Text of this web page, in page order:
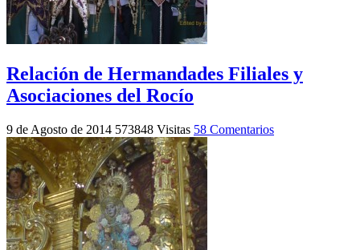
Relación de Hermandades Filiales y
Asociaciones del Rocío
9 de Agosto de 2014 573848 Visitas 58 Comentarios